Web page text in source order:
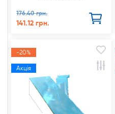
176.40 грн.
141.12 грн.
-20%
Акція